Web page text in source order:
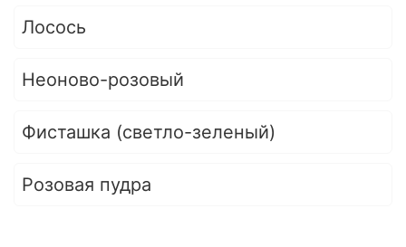
Лосось
Неоново-розовый
Фисташка (светло-зеленый)
Розовая пудра